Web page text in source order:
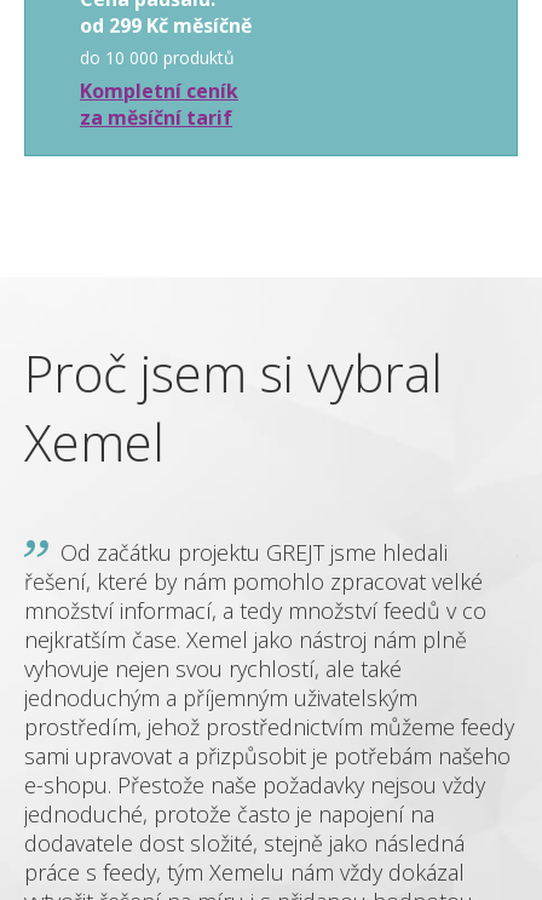
od 299 Kč měsíčně
do 10 000 produktů
Kompletní ceník
za měsíční tarif
Proč jsem si vybral
Xemel
Od začátku projektu GREJT jsme hledali
řešení, které by nám pomohlo zpracovat velké
množství informací, a tedy množství feedů v co
nejkratším čase. Xemel jako nástroj nám plně
vyhovuje nejen svou rychlostí, ale také
jednoduchým a příjemným uživatelským
prostředím, jehož prostřednictvím můžeme feedy
sami upravovat a přizpůsobit je potřebám našeho
e-shopu. Přestože naše požadavky nejsou vždy
jednoduché, protože často je napojení na
dodavatele dost složité, stejně jako následná
práce s feedy, tým Xemelu nám vždy dokázal